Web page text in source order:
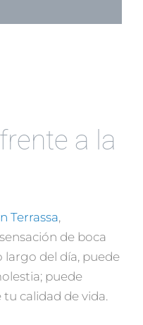
a la
Terrassa,
de boca
largo del día, puede
puede
calidad de vida.